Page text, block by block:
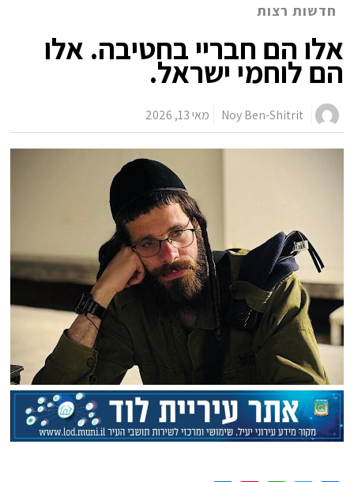
חדשות רצות
אלו הם חבריי בחטיבה. אלו
הם לוחמי ישראל.
Noy Ben-Shitrit מאי 13, 2026